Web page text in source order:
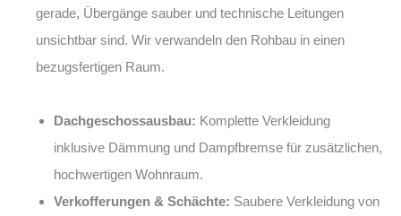
gerade, Übergänge sauber und technische Leitungen
unsichtbar sind. Wir verwandeln den Rohbau in einen
bezugsfertigen Raum.
Dachgeschossausbau: Komplette Verkleidung
inklusive Dämmung und Dampfbremse für zusätzlichen,
hochwertigen Wohnraum.
Verkofferungen & Schächte: Saubere Verkleidung von